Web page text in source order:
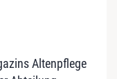
Altenpflege